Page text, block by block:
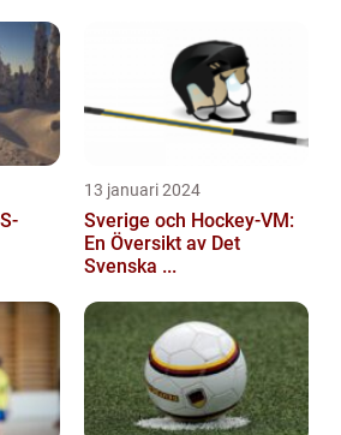
13 januari 2024
Sverige och Hockey-VM:
En Översikt av Det
Svenska ...